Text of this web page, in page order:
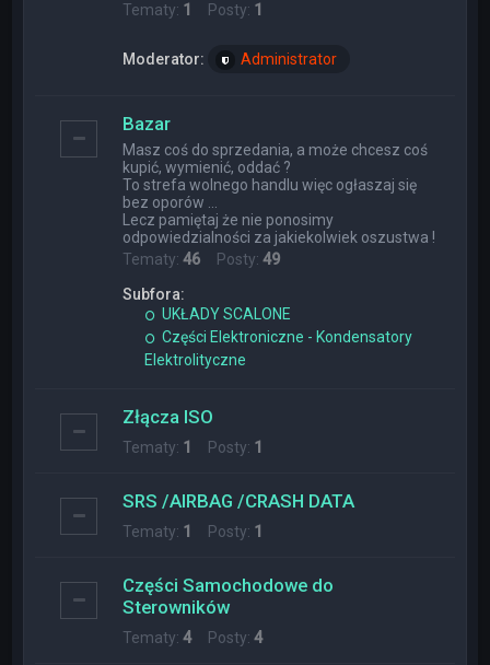
Tematy: 1 Posty: 1
Moderator: Administrator
Bazar
Masz coś do sprzedania, a może chcesz coś
kupić, wymienić, oddać ?
To strefa wolnego handlu więc ogłaszaj się
bez oporów ...
Lecz pamiętaj że nie ponosimy
odpowiedzialności za jakiekolwiek oszustwa !
Tematy:46 Posty:49
Subfora:
UKŁADY SCALONE
Części Elektroniczne - Kondensatory
Elektrolityczne
Złącza ISO
Tematy: 1 Posty: 1
SRS /AIRBAG /CRASH DATA
Tematy: 1 Posty: 1
Części Samochodowe do
Sterowników
Tematy:4Posty:4